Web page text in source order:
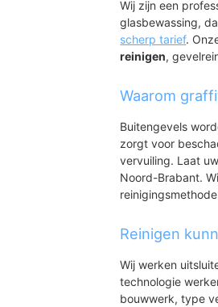
Wij zijn een
glasbewassing,
scherp tarief.
reinigen,
Waarom
Buitengevels
zorgt voor
vervuiling. Laat
Noord-Brabant.
Reinigen
Wij werken
technologie
bouwwerk, type